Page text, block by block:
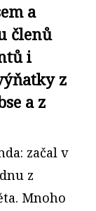
a
členů
i
z
a z
začal v
z
Mnoho